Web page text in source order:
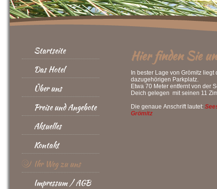
Startseite
Das Hotel
Über uns
Preise und Angebote
Aktuelles
Kontakt
Ihr Weg zu uns
Impressum / AGB
Hier finden Sie
In bester Lage von Grömitz liegt
dazugehörigen Parkplatz.
Etwa 70 Meter entfernt von der
Deich gelegen mit seinen 11
Die genaue Anschrift lautet:
Grömitz